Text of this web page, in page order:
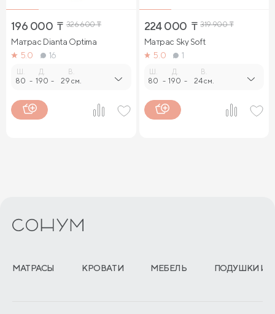
196 000 ₸ 326 600₸
Матрас Dianta Optima
5.0
16
80 -
Д.
190 -
В.
29 см.
224 000 ₸ 319 900₸
Матрас Sky Soft
5.0
1
80 -
Д.
190 -
В.
24 см.
МАТРАСЫ КРОВАТИ МЕБЕЛЬ ПОДУШКИ И